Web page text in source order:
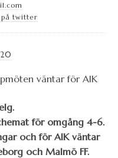
på twitter
föromgång 4-6.
och för AIK väntar
och Malmö FF.